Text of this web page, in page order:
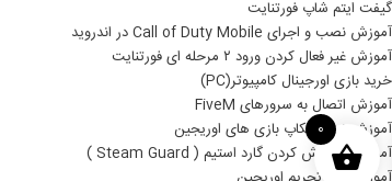
گیفت ایتم شاپ فورتنایت
آموزش نصب و اجرای Call of Duty Mobile در اندروید
آموزش غیر فعال کردن ورود ۲ مرحله ای فورتنایت
خرید بازی اورجینال کامپیوتر(PC)
آموزش اتصال به سرورهای FiveM
آموزش نصب بکاپ بازی های اوریجین
آموزش خاموش کردن گارد استیم ( Steam Guard )
0